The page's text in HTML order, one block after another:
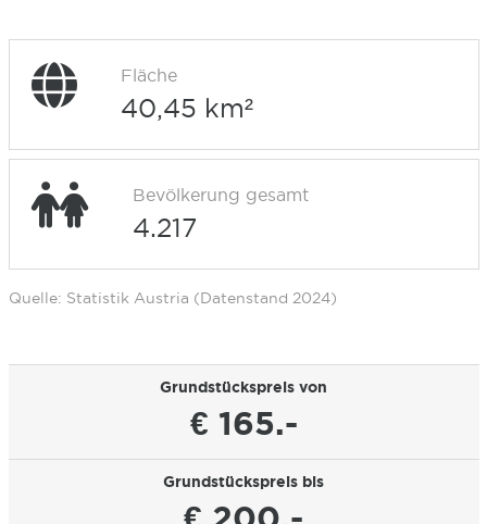
Fläche
40,45 km²
Bevölkerung gesamt
4.217
Quelle: Statistik Austria (Datenstand 2024)
Grundstückspreis von
€ 165.-
Grundstückspreis bis